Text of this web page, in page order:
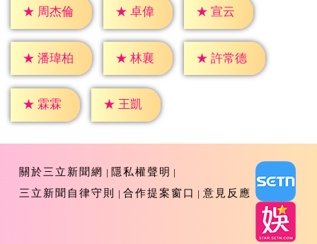
★ 周杰倫 ★ 卓偉 ★ 宣云
★ 潘瑋柏 ★ 林襄 ★ 許常德
★ 霖霖 ★ 王凱
關於三立新聞網
隱私權聲明
三立新聞自律守則
合作提案窗口 意見反應